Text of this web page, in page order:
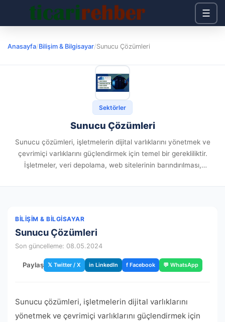
☰
Anasayfa/Bilişim & Bilgisayar/Sunucu Çözümleri
Sektörler
Sunucu Çözümleri
Sunucu çözümleri, işletmelerin dijital varlıklarını yönetmek ve
çevrimiçi varlıklarını güçlendirmek için temel bir gerekliliktir.
İşletmeler, veri depolama, web sitelerinin barındırılması,
BILIŞIM & BILGISAYAR
Sunucu Çözümleri
Son güncelleme: 08.05.2024
Paylaş 𝕏 Twitter / X in LinkedIn f Facebook 💬 WhatsApp
Sunucu çözümleri, işletmelerin dijital varlıklarını
yönetmek ve çevrimiçi varlıklarını güçlendirmek için